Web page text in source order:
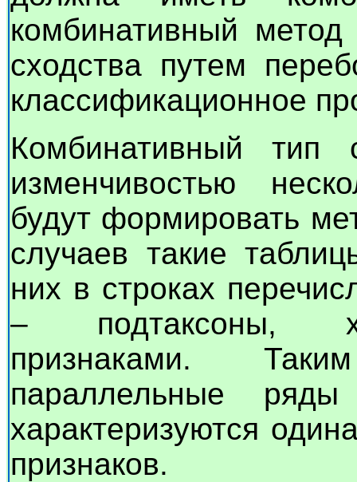
комбинативный
сходства путем
классификационное
Комбинативный тип
изменчивостью
будут формировать
случаев такие
них в строках
– подтаксоны,
признаками.
параллельные
характеризуются
признаков.